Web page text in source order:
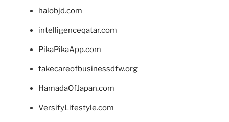
halobjd.com
intelligenceqatar.com
PikaPikaApp.com
takecareofbusinessdfw.org
HamadaOfJapan.com
VersifyLifestyle.com